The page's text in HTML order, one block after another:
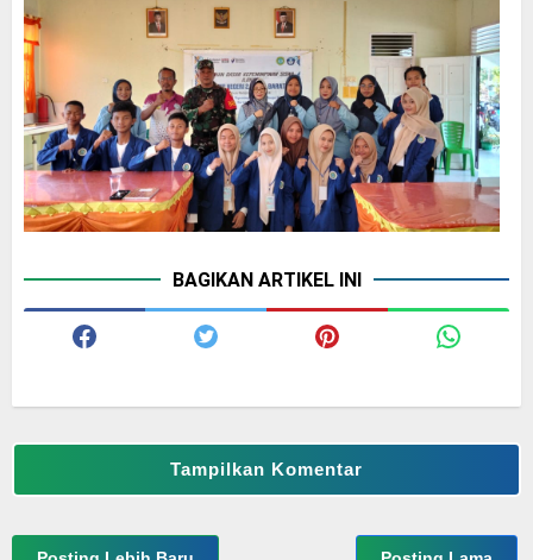
BAGIKAN ARTIKEL INI
Tampilkan Komentar